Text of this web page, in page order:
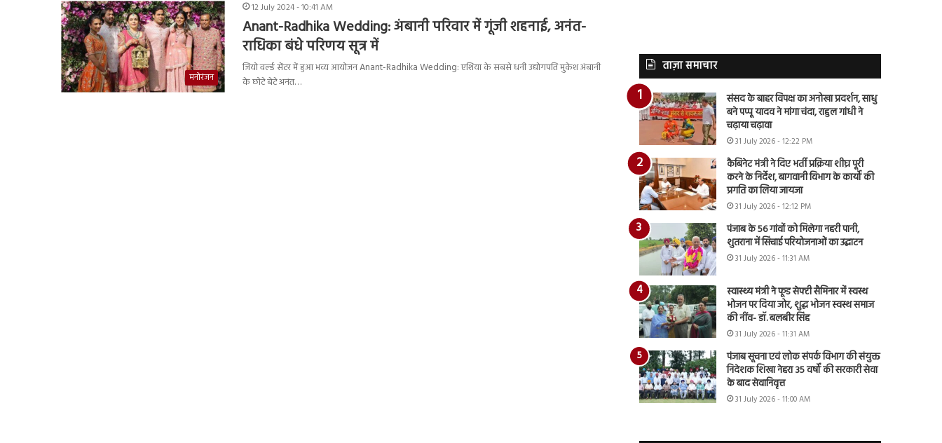
मनोरंजन
12 July 2024 - 10:41 AM
Anant-Radhika Wedding: अंबानी परिवार में गूंजी शहनाई, अनंत-
राधिका बंधे परिणय सूत्र में
जियो वर्ल्ड सेंटर में हुआ भव्य आयोजन Anant-Radhika Wedding: एशिया के सबसे धनी उद्योगपति मुकेश अंबानी
के छोटे बेटे अनंत…
ताज़ा समाचार
संसद के बाहर विपक्ष का अनोखा प्रदर्शन, साधु
बने पप्पू यादव ने मांगा चंदा, राहुल गांधी ने
चढ़ाया चढ़ावा
31 July 2026 - 12:22 PM
कैबिनेट मंत्री ने दिए भर्ती प्रक्रिया शीघ्र पूरी
करने के निर्देश, बागवानी विभाग के कार्यों की
प्रगति का लिया जायजा
31 July 2026 - 12:12 PM
पंजाब के 56 गांवों को मिलेगा नहरी पानी,
शुतराना में सिंचाई परियोजनाओं का उद्घाटन
31 July 2026 - 11:31 AM
स्वास्थ्य मंत्री ने फूड सेफ्टी सैमिनार में स्वस्थ
भोजन पर दिया जोर, शुद्ध भोजन स्वस्थ समाज
की नींव- डॉ. बलबीर सिंह
31 July 2026 - 11:31 AM
पंजाब सूचना एवं लोक संपर्क विभाग की संयुक्त
निदेशक शिखा नेहरा 35 वर्षों की सरकारी सेवा
के बाद सेवानिवृत्त
31 July 2026 - 11:00 AM